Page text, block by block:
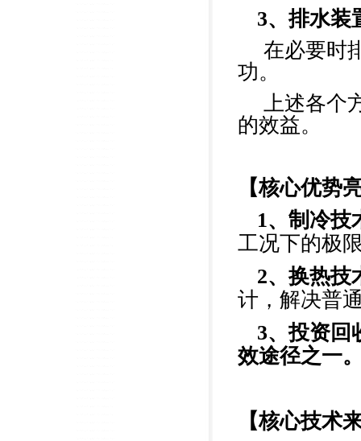
3、 排水装
在必要时
功。
上述各个
的效益。
【核心优势
1、制冷技
工况下的极
2、换热技
计，解决普
3、投资回
效途径之一
【核心技术